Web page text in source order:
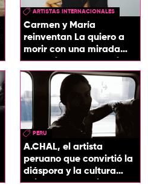
ARTISTAS INTERNACIONALES
Carmen y María
reinventan La quiero a
morir con una mirada
entre el flamenco y el
soul
PERU
A.CHAL, el artista
peruano que convirtió la
diáspora y la cultura
chicha en su sonido